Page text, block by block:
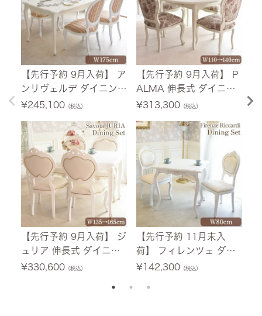
【先行予約 9月入荷】 ア
ンリヴェルデ ダイニング
セット5P 4人掛け アイ
無料/設置サービス付】
¥245,100（税込）
【先行予約 9月入荷】 ジ
ュリア 伸長式 ダイニン
グセット5P 4人掛け ホ
¥330,600（税込）
【先行予約 9月入荷】 P
ALMA 伸長式 ダイニン
グセット 5点セット ホワ
【送料無料/設置サービ
ス付】
¥313,300（税込）
【先行予約 11月末入
荷】 フィレンツェ ダイ
ニングセット3P 2人掛け
¥142,300（税込）
¥